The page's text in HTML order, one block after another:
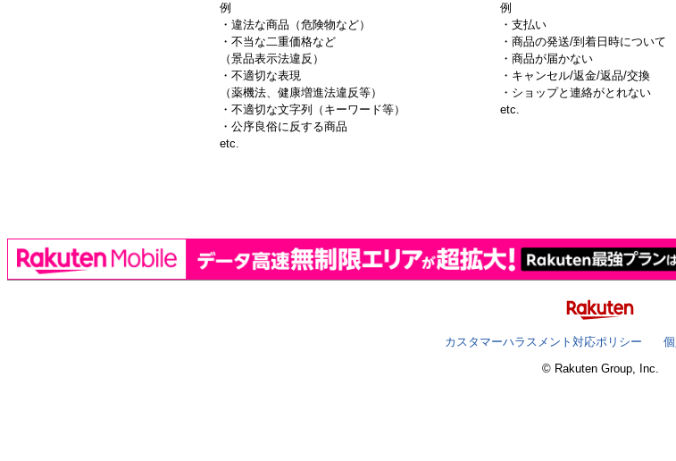
例
・違法な商品（危険物など）
・不当な二重価格など
（景品表示法違反）
・不適切な表現
（薬機法、健康増進法違反等）
・不適切な文字列（キーワード等）
・公序良俗に反する商品
etc.
例
・支払い
・商品の発送/到着日時について
・商品が届かない
・キャンセル/返金/返品/交換
・ショップと連絡がとれない
etc.
カスタマーハラスメント対応ポリシー
© Rakuten Group, Inc.